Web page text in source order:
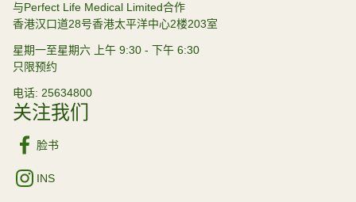
与Perfect Life Medical Limited合作
香港汉口道28号香港太平洋中心2楼203室
星期一至星期六 上午 9:30 - 下午 6:30
只限预约
电话 25634800
关注我们
脸书
INS